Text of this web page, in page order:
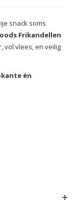
snack soms
Frikandellen
vol vlees, en veilig
én